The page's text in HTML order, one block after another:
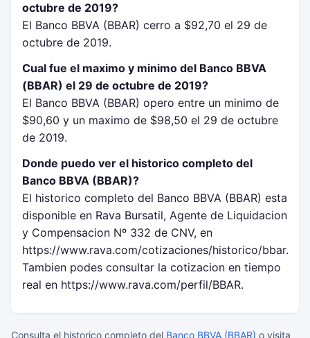
octubre de 2019?
El Banco BBVA (BBAR) cerro a $92,70 el 29 de
octubre de 2019.
Cual fue el maximo y minimo del Banco BBVA
(BBAR) el 29 de octubre de 2019?
El Banco BBVA (BBAR) opero entre un minimo de
$90,60 y un maximo de $98,50 el 29 de octubre
de 2019.
Donde puedo ver el historico completo del
Banco BBVA (BBAR)?
El historico completo del Banco BBVA (BBAR) esta
disponible en Rava Bursatil, Agente de Liquidacion
y Compensacion Nº 332 de CNV, en
https://www.rava.com/cotizaciones/historico/bbar.
Tambien podes consultar la cotizacion en tiempo
real en https://www.rava.com/perfil/BBAR.
Consulta el historico completo del Banco BBVA (BBAR) o visita